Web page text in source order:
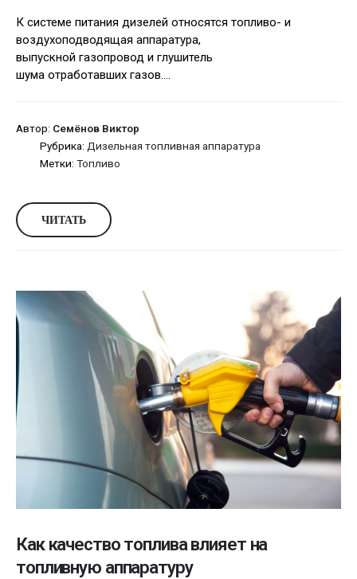
К системе питания дизелей относятся топливо- и
воздухоподводящая аппаратура,
выпускной газопровод и глушитель
шума отработавших газов....
Автор: Семёнов Виктор
Рубрика: Дизельная топливная аппаратура
Метки: Топливо
ЧИТАТЬ
Как качество топлива влияет на
топливную аппаратуру